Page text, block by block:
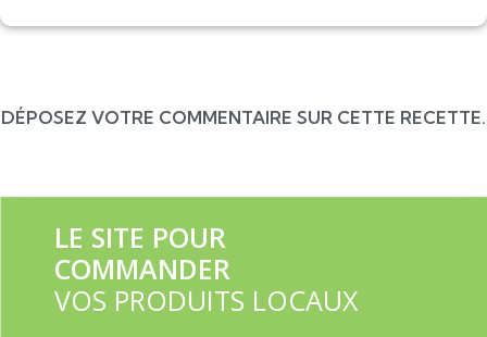
DÉPOSEZ VOTRE COMMENTAIRE SUR CETTE RECETTE.
LE SITE POUR
COMMANDER
VOS PRODUITS LOCAUX